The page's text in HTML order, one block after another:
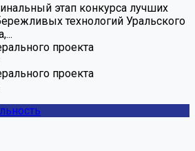
этап конкурса лучших
технологий Уральского
проекта
проекта